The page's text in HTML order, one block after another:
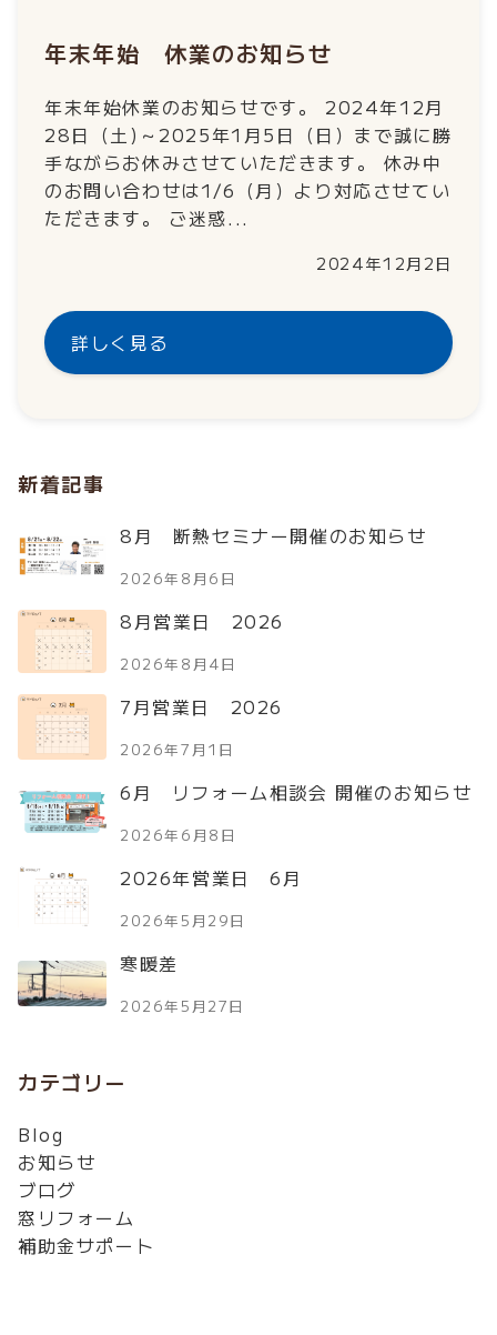
年末年始 休業のお知らせ
年末年始休業のお知らせです。 2024年12月
28日（土)～2025年1月5日（日）まで誠に勝
手ながらお休みさせていただきます。 休み中
のお問い合わせは1/6（月）より対応させてい
ただきます。 ご迷惑...
2024年12月2日
詳しく見る
新着記事
8月 断熱セミナー開催のお知らせ
2026年8月6日
8月営業日 2026
2026年8月4日
7月営業日 2026
2026年7月1日
6月 リフォーム相談会 開催のお知らせ
2026年6月8日
2026年営業日 6月
2026年5月29日
寒暖差
2026年5月27日
カテゴリー
Blog
お知らせ
ブログ
窓リフォーム
補助金サポート